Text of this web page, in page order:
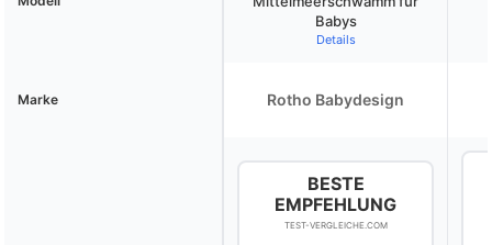
Babys
Details
Marke Rotho Babydesign
BESTE
EMPFEHLUNG
TEST-VERGLEICHE.COM